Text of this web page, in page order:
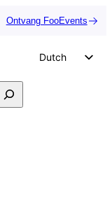
Ontvang FooEvents
Dutch